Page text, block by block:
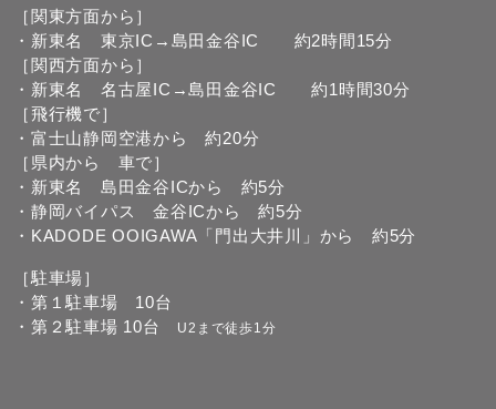
［関東方面から］
・新東名 東京IC→島田金谷IC 約2時間15分
［関西方面から］
・新東名 名古屋IC→島田金谷IC 約1時間30分
［飛行機で］
・富士山静岡空港から 約20分
［県内から 車で］
・新東名 島田金谷ICから 約5分
・静岡バイパス 金谷ICから 約5分
・KADODE OOIGAWA「門出大井川」から 約5分
［駐車場］
・第１駐車場 10台
・第２駐車場 10台
U2まで徒歩1分